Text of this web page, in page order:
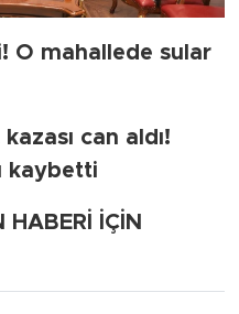
O mahallede sular
can aldı!
kaybetti
İÇİN